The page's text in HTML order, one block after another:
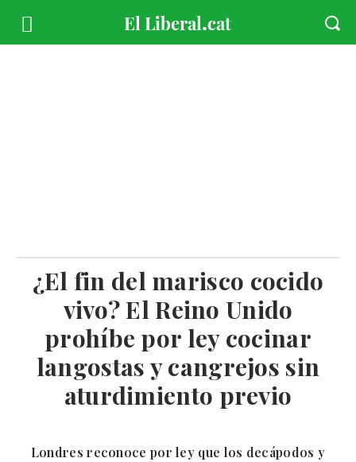
¿El fin del marisco cocido
vivo? El Reino Unido
prohíbe por ley cocinar
langostas y cangrejos sin
aturdimiento previo
Londres reconoce por ley que los decápodos y